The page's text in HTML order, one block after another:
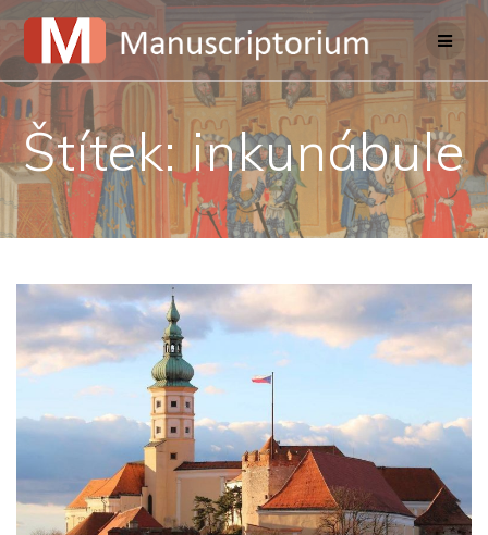
Skip
to
content
Štítek:inkunábule